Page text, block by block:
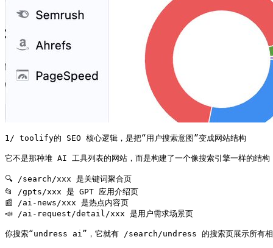
1/ toolify的 SEO 核心逻辑，是把“用户搜索意图”变成网站结构
它不是那种堆 AI 工具列表的网站，而是构建了一个像搜索引擎一样的结构
🔍 /search/xxx 是关键词聚合页
📂 /gpts/xxx 是 GPT 应用介绍页
📰 /ai-news/xxx 是热点内容页
📣 /ai-request/detail/xxx 是用户需求场景页
你搜索“undress ai”，它就有 /search/undress 的搜索页展示所有相关